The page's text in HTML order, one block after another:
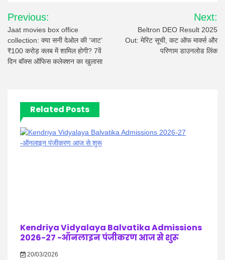
Post
navigation
Previous:
Jaat movies box office
collection: क्या सनी देओल की ‘जाट’
₹100 करोड़ क्लब में शामिल होगी? 7वें
दिन बॉक्स ऑफिस कलेक्शन का खुलासा
Next:
Beltron DEO Result 2025
Out: मेरिट सूची, कट ऑफ मार्क्स और
परिणाम डाउनलोड लिंक
Related Posts
Kendriya Vidyalaya Balvatika Admissions
2026-27 -ऑनलाइन पंजीकरण आज से शुरू
20/03/2026